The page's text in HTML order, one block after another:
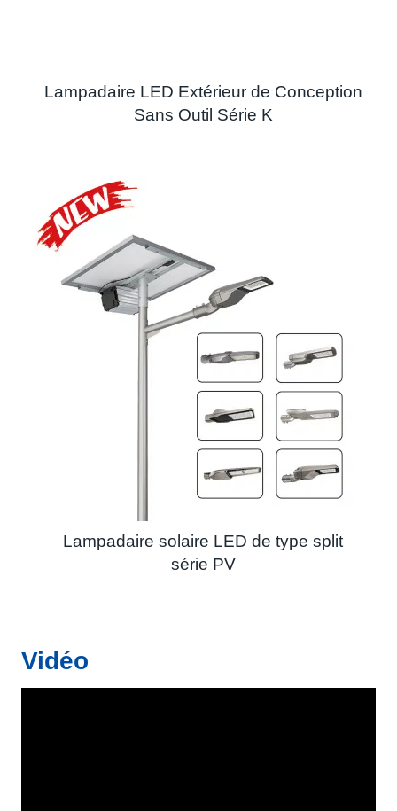
Lampadaire LED Extérieur de Conception
Sans Outil Série K
Lampadaire solaire LED de type split
série PV
Vidéo